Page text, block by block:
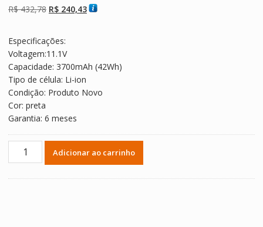
baseado em
avaliações de
R$432,78 O
era:
R$ 432,78.
R$240,43O
Especificações:
Voltagem:11.1V
Capacidade: 3700mAh (42Wh)
Tipo de célula: Li-ion
Condição: Produto Novo
Cor: preta
Garantia: 6 meses
Bateria
Adicionar ao carrinho